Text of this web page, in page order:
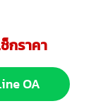
กราคา
OA